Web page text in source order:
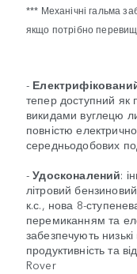
*** Механічні гальма
якщо потрібно
-
тепер доступний як
викидами вуглецю
повністю
середньодобових
-Удосконалений:
літровий
к.с., нова 8-
перемиканням та
забезпечують
продуктивність та
Rover